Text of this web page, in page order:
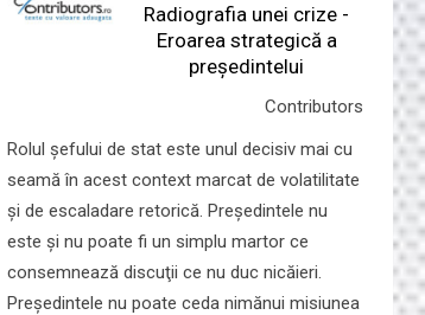
Radiografia unei crize -
Eroarea strategică a
președintelui
Contributors
Rolul şefului de stat este unul decisiv mai cu
seamă în acest context marcat de volatilitate
şi de escaladare retorică. Preşedintele nu
este şi nu poate fi un simplu martor ce
consemnează discuţii ce nu duc nicăieri.
Preşedintele nu poate ceda nimănui misiunea